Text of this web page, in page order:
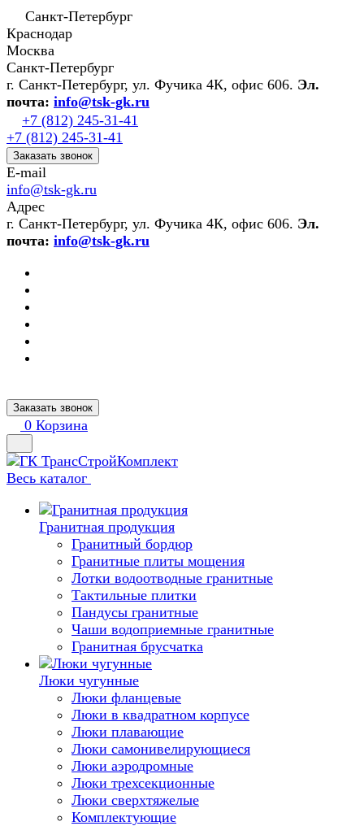
Санкт-Петербург
Краснодар
Москва
Санкт-Петербург
г. Санкт-Петербург, ул. Фучика 4К, офис 606. Эл.
почта: info@tsk-gk.ru
+7 (812) 245-31-41
+7 (812) 245-31-41
Заказать звонок
E-mail
info@tsk-gk.ru
Адрес
г. Санкт-Петербург, ул. Фучика 4К, офис 606. Эл.
почта: info@tsk-gk.ru
Заказать звонок
0 Корзина
Весь каталог
Гранитная продукция
Гранитный бордюр
Гранитные плиты мощения
Лотки водоотводные гранитные
Тактильные плитки
Пандусы гранитные
Чаши водоприемные гранитные
Гранитная брусчатка
Люки чугунные
Люки фланцевые
Люки в квадратном корпусе
Люки плавающие
Люки самонивелирующиеся
Люки аэродромные
Люки трехсекционные
Люки сверхтяжелые
Комплектующие